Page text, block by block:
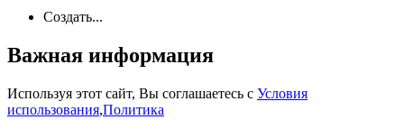
Создать...
Важная информация
Используя этот сайт, Вы соглашаетесь с Условия
использования,Политика